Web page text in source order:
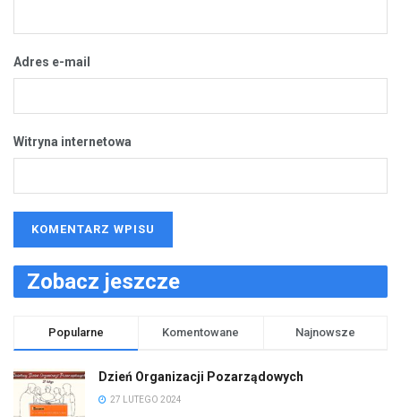
Adres e-mail
Witryna internetowa
Zobacz jeszcze
Popularne Komentowane Najnowsze
Dzień Organizacji Pozarządowych
27 LUTEGO 2024